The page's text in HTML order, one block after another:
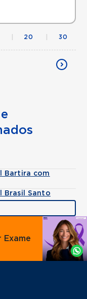
20 30
Bartira com
Brasil Santo
Agende
por
Whatsapp
Exame